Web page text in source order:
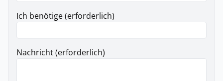
Ich benötige (erforderlich)
Nachricht (erforderlich)